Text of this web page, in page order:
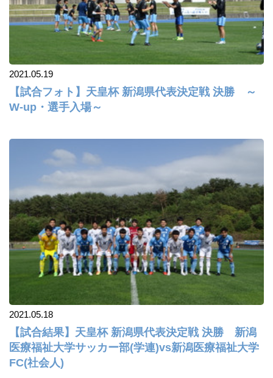
2021.05.19
【試合フォト】天皇杯 新潟県代表決定戦 決勝 ～
W-up・選手入場～
2021.05.18
【試合結果】天皇杯 新潟県代表決定戦 決勝 新潟
医療福祉大学サッカー部(学連)vs新潟医療福祉大学
FC(社会人)